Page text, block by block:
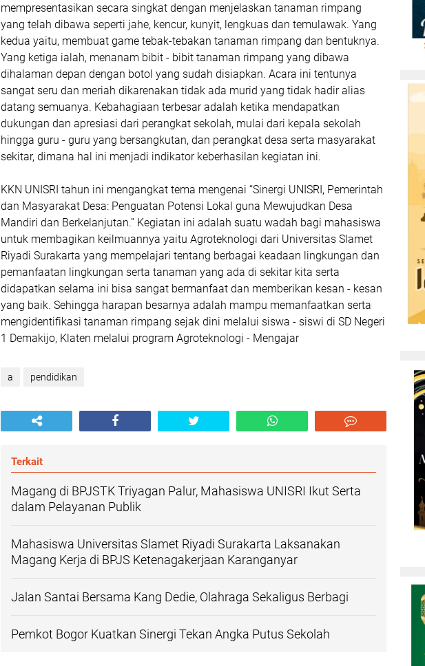
mempresentasikan secara singkat dengan menjelaskan tanaman rimpang
yang telah dibawa seperti jahe, kencur, kunyit, lengkuas dan temulawak. Yang
kedua yaitu, membuat game tebak-tebakan tanaman rimpang dan bentuknya.
Yang ketiga ialah, menanam bibit - bibit tanaman rimpang yang dibawa
dihalaman depan dengan botol yang sudah disiapkan. Acara ini tentunya
sangat seru dan meriah dikarenakan tidak ada murid yang tidak hadir alias
datang semuanya. Kebahagiaan terbesar adalah ketika mendapatkan
dukungan dan apresiasi dari perangkat sekolah, mulai dari kepala sekolah
hingga guru - guru yang bersangkutan, dan perangkat desa serta masyarakat
sekitar, dimana hal ini menjadi indikator keberhasilan kegiatan ini.
KKN UNISRI tahun ini mengangkat tema mengenai “Sinergi UNISRI, Pemerintah
dan Masyarakat Desa: Penguatan Potensi Lokal guna Mewujudkan Desa
Mandiri dan Berkelanjutan.” Kegiatan ini adalah suatu wadah bagi mahasiswa
untuk membagikan keilmuannya yaitu Agroteknologi dari Universitas Slamet
Riyadi Surakarta yang mempelajari tentang berbagai keadaan lingkungan dan
pemanfaatan lingkungan serta tanaman yang ada di sekitar kita serta
didapatkan selama ini bisa sangat bermanfaat dan memberikan kesan - kesan
yang baik. Sehingga harapan besarnya adalah mampu memanfaatkan serta
mengidentifikasi tanaman rimpang sejak dini melalui siswa - siswi di SD Negeri
1 Demakijo, Klaten melalui program Agroteknologi - Mengajar
a pendidikan
Terkait
Magang di BPJSTK Triyagan Palur, Mahasiswa UNISRI Ikut Serta
dalam Pelayanan Publik
Mahasiswa Universitas Slamet Riyadi Surakarta Laksanakan
Magang Kerja di BPJS Ketenagakerjaan Karanganyar
Jalan Santai Bersama Kang Dedie, Olahraga Sekaligus Berbagi
Pemkot Bogor Kuatkan Sinergi Tekan Angka Putus Sekolah